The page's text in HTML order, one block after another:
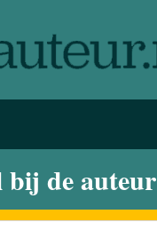
bij de auteur